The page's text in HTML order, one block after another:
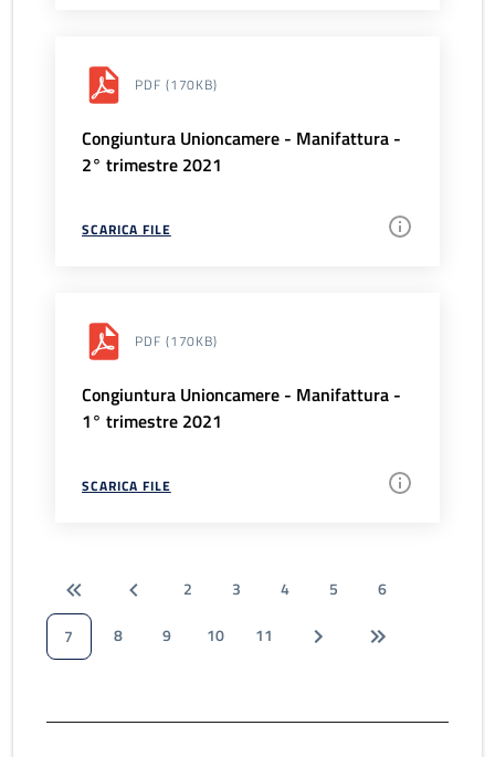
PDF (170KB)
Congiuntura Unioncamere - Manifattura -
2° trimestre 2021
SCARICA FILE
PDF (170KB)
Congiuntura Unioncamere - Manifattura -
1° trimestre 2021
SCARICA FILE
2 3 4 5
6
7
8 9 10 11